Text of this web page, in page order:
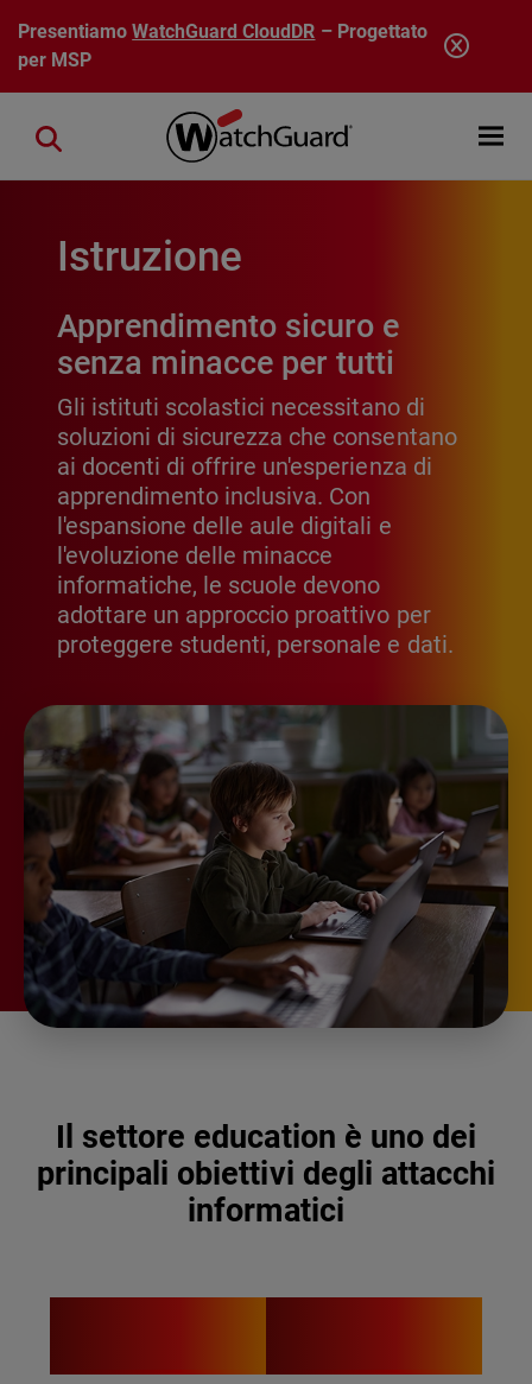
Salta al contenuto principale
PresentiamoWatchGuard CloudDR – Progettato
per MSP
Open
Close search
Istruzione
Apprendimento sicuro e
senza minacce per tutti
Gli istituti scolastici necessitano di
soluzioni di sicurezza che consentano
ai docenti di offrire un'esperienza di
apprendimento inclusiva. Con
l'espansione delle aule digitali e
l'evoluzione delle minacce
informatiche, le scuole devono
adottare un approccio proattivo per
proteggere studenti, personale e dati.
Il settore education è uno dei
principali obiettivi degli attacchi
informatici